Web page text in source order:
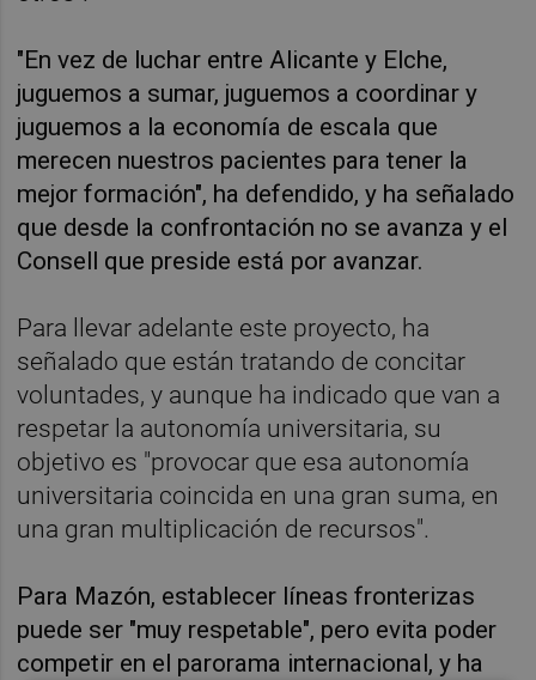
"En vez de luchar entre Alicante y Elche,
juguemos a sumar, juguemos a coordinar y
juguemos a la economía de escala que
merecen nuestros pacientes para tener la
mejor formación", ha defendido, y ha señalado
que desde la confrontación no se avanza y el
Consell que preside está por avanzar.
Para llevar adelante este proyecto, ha
señalado que están tratando de concitar
voluntades, y aunque ha indicado que van a
respetar la autonomía universitaria, su
objetivo es "provocar que esa autonomía
universitaria coincida en una gran suma, en
una gran multiplicación de recursos".
Para Mazón, establecer líneas fronterizas
puede ser "muy respetable", pero evita poder
competir en el parorama internacional, y ha